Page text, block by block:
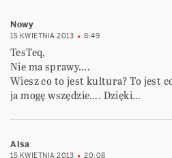
Nowy
15 KWIETNIA 2013 8:49
TesTeq,
Nie ma sprawy….
Wiesz co to jest kultura? To jest
ja mogę wszędzie…. Dzięki…
Alsa
15 KWIETNIA 2013 20:08